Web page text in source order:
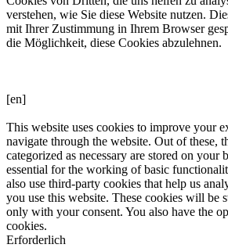
verstehen, wie Sie diese Website nutzen.
mit Ihrer Zustimmung in Ihrem Browser
die Möglichkeit, diese Cookies abzulehnen.
[en]
This website uses cookies to improve your
navigate through the website. Out of these,
categorized as necessary are stored on your
essential for the working of basic
also use third-party cookies that help us
you use this website. These cookies will be
only with your consent. You also have the
cookies.
Erforderlich